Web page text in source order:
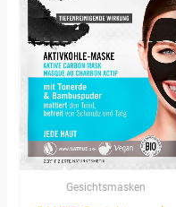
Gesichtsmasken